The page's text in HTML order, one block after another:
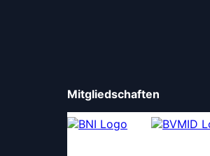
Mitgliedschaften